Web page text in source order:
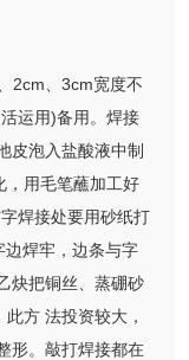
2cm、3cm宽度不
运用)备用。焊接
皮泡入盐酸液中制
，用毛笔蘸加工好
焊接处要用砂纸打
边焊牢，边条与字
炔把铜丝、蒸硼砂
方 法投资较大，
形。敲打焊接都在